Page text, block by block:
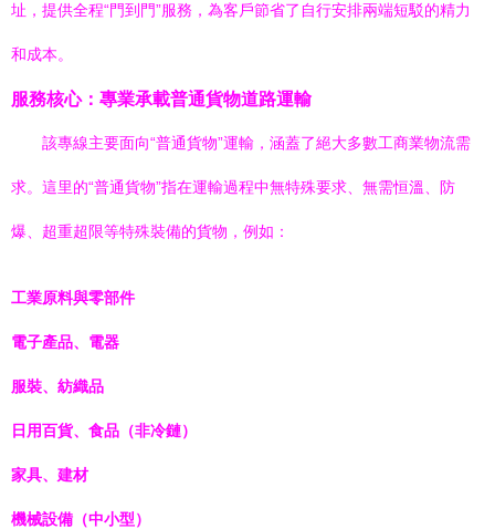
址，提供全程“門到門”服務，為客戶節省了自行安排兩端短駁的精力
和成本。
服務核心：專業承載普通貨物道路運輸
該專線主要面向“普通貨物”運輸，涵蓋了絕大多數工商業物流需
求。這里的“普通貨物”指在運輸過程中無特殊要求、無需恒溫、防
爆、超重超限等特殊裝備的貨物，例如：
工業原料與零部件
電子產品、電器
服裝、紡織品
日用百貨、食品（非冷鏈）
家具、建材
機械設備（中小型）